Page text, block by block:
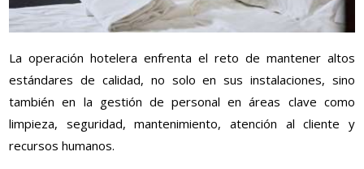
La operación hotelera enfrenta el reto de mantener altos
estándares de calidad, no solo en sus instalaciones, sino
también en la gestión de personal en áreas clave como
limpieza, seguridad, mantenimiento, atención al cliente y
recursos humanos.